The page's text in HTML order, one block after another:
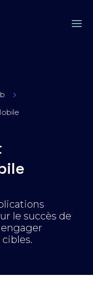
5
le succès de